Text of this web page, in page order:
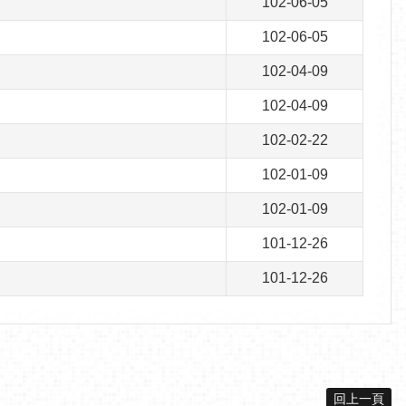
102-06-05
102-04-09
102-04-09
102-02-22
102-01-09
102-01-09
101-12-26
101-12-26
回上一頁